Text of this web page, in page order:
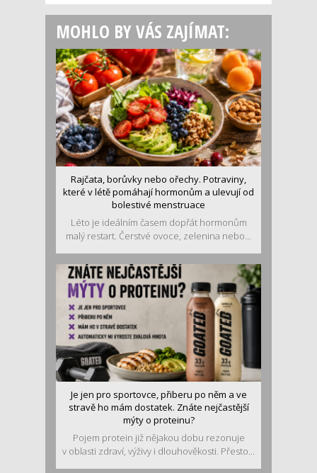
MOHLO BY VÁS ZAJÍMAT:
Rajčata, borůvky nebo ořechy. Potraviny,
které v létě pomáhají hormonům a ulevují od
bolestivé menstruace
Léto je ideálním časem dopřát hormonům
malý restart. Čerstvé ovoce, zelenina nebo...
Je jen pro sportovce, přiberu po něm a ve
stravě ho mám dostatek. Znáte nejčastější
mýty o proteinu?
Pojem protein již nějakou dobu rezonuje
v oblasti zdraví, výživy i dlouhověkosti. Přesto...